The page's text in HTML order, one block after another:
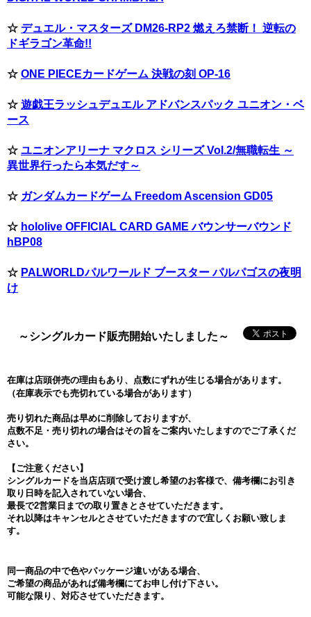
☆ デュエル・マスターズ DM26-RP2 燃えろ禁断！ 逆転の
ドギラゴン革命!!
☆ ONE PIECEカードゲーム 決戦の刻 OP-16
☆ 遊戯王ラッシュデュエル アドバンスパック ユニオン・ベ
ース
☆ ユニオンアリーナ マクロス シリーズ Vol.2/無職転生 ～
異世界行ったら本気だす～
☆ ガンダムカードゲーム Freedom Ascension GD05
☆ hololive OFFICIAL CARD GAME バウンサーバウンド
hBP08
☆ PALWORLDパルワールド ブースター パルパゴスの夜明
け
～シングルカード販売開始いたしました～
在庫は店頭併売の理由もあり、点数にずれが生じる場合があります。
（在庫表示でも売切れている場合があります）
売り切れた商品は早めに削除しておりますが、
点数不足・売り切れの場合はその旨をご案内いたしますのでご了承くだ
さい。
【ご注意ください】
シングルカードを当店店頭で受け渡し希望のお客様で、備考欄にお引き
取り日時を記入されていない場合、
最長で2営業日までの取り置きとさせていただきます。
それ以降はキャンセルとさせていただきますので宜しくお願い致しま
す。
同一商品の中で色やパッケージ違いがある場合、
ご希望の商品があれば備考欄にてお申し付け下さい。
可能な限り、対応させていただきます。